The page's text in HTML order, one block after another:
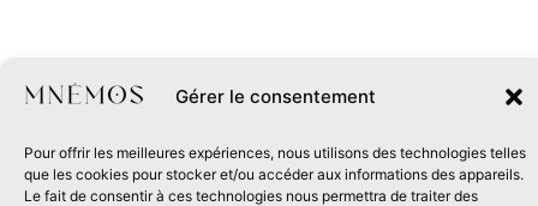
Gérer le consentement
Pour offrir les meilleures expériences, nous utilisons des technologies telles
que les cookies pour stocker et/ou accéder aux informations des appareils.
Le fait de consentir à ces technologies nous permettra de traiter des